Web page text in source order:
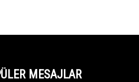
MESAJLAR